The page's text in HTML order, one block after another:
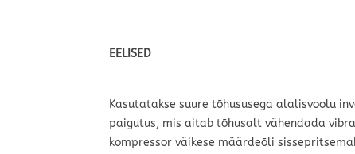
EELISED
Kasutatakse suure tõhususega alalisvoolu
paigutus, mis aitab tõhusalt vähendada
kompressor väikese määrdeõli